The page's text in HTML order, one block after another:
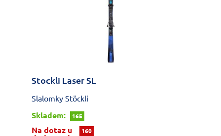
Stockli Laser SL
Slalomky Stöckli
Skladem:
165
Na dotaz u
160